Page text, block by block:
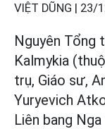
VIỆT DŨNG | 23/
Nguyên Tổng
Kalmykia
trụ, Giáo sư,
Yuryevich
Liên bang